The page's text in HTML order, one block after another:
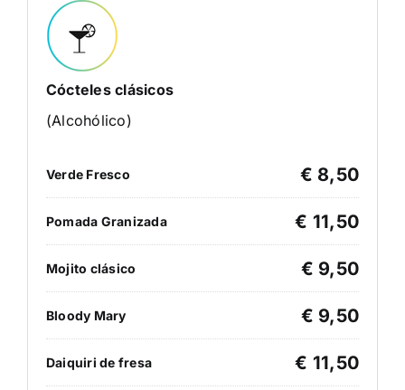
Cócteles clásicos
(Alcohólico)
Verde Fresco € 8,50
Pomada Granizada € 11,50
Mojito clásico € 9,50
Bloody Mary € 9,50
Daiquiri de fresa € 11,50